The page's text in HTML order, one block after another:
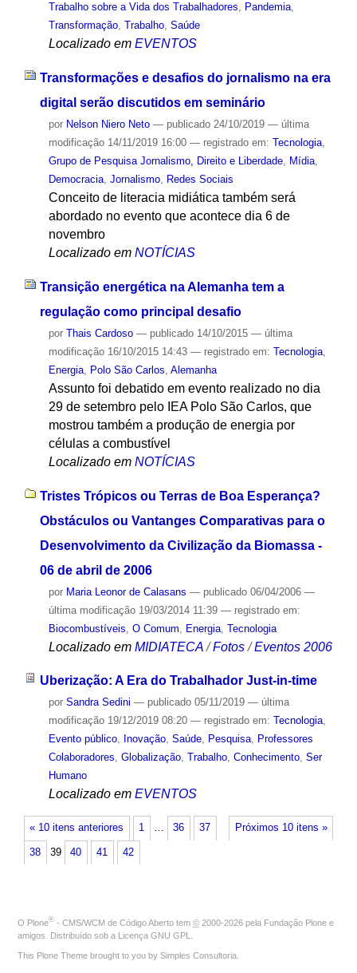
Trabalho sobre a Vida dos Trabalhadores, Pandemia,
Transformação, Trabalho, Saúde
Localizado em EVENTOS
Transformações e desafios do jornalismo na era
digital serão discutidos em seminário
por Nelson Niero Neto — publicado24/10/2019 — última
modificação14/11/2019 16:00 — registrado em: Tecnologia,
Grupo de Pesquisa Jornalismo, Direito e Liberdade, Mídia,
Democracia, Jornalismo, Redes Sociais
Conceito de literacia midiática também será
abordado no evento que acontece dia 6 de
novembro
Localizado em NOTÍCIAS
Transição energética na Alemanha tem a
regulação como principal desafio
por Thais Cardoso — publicado14/10/2015 — última
modificação16/10/2015 14:43 — registrado em: Tecnologia,
Energia, Polo São Carlos Alemanha
Assunto foi debatido em evento realizado no dia
29 de setembro pelo IEA Polo São Carlos, que
mostrou também a produção de energia por
células a combustível
Localizado em NOTÍCIAS
Tristes Trópicos ou Terras de Boa Esperança?
Obstáculos ou Vantanges Comparativas para o
Desenvolvimento da Civilização da Biomassa -
06 de abril de 2006
por Maria Leonor de Calasans — publicado06/04/2006 —
última modificação19/03/2014 11:39 — registrado em:
Biocombustíveis O Comum Energia, Tecnologia
Localizado em MIDIATECA /Fotos /Eventos 2006
Uberização: A Era do Trabalhador Just-in-time
por Sandra Sedini — publicado05/11/2019 — última
modificação19/12/2019 08:20 — registrado em: Tecnologia,
Evento público, Inovação, Saúde, Pesquisa, Professores
Colaboradores, Globalização, Trabalho, Conhecimento, Ser
Humano
Localizado em EVENTOS
« 10 itens anteriores Próximos 10 itens »
1 … 36 37
38 39 40 41 42
O Plone® - CMS/WCM de Código Aberto tem © 2000-2026 pela Fundação Plone e
amigos. Distribuído sob a Licença GNU GPL
This Plone Theme brought to you by Simples Consultoria